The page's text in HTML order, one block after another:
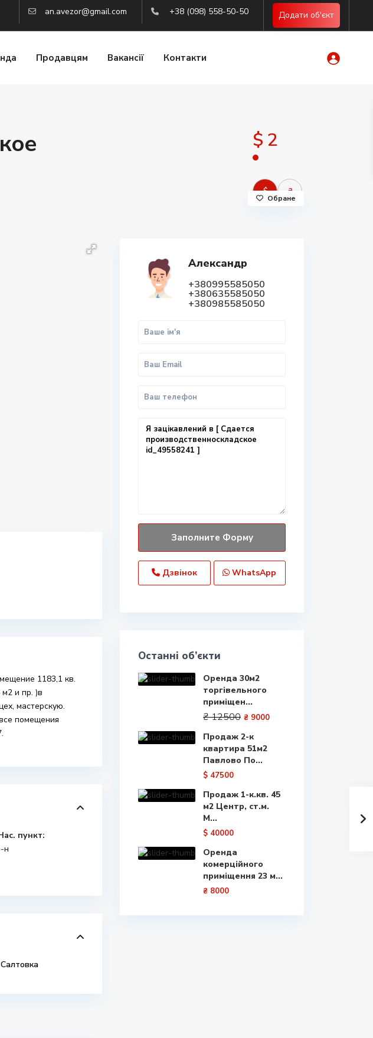
an.avezor@gmail.com +38 (098) 558-50-50 Додати об'єкт
Продавцям Вакансії Контакти
$ 2
$ ₴
Обране
1183,1 кв.
и пр. )в
мастерскую.
помещения
пункт:
н
Салтовка
Александр
+380995585050
+380635585050
+380985585050
Дзвінок WhatsApp
Останні об’єкти
Оренда 30м2
торгівельного
приміщен...
₴ 12500 ₴ 9000
Продаж 2-к
квартира 51м2
Павлово По...
$ 47500
Продаж 1-к.кв. 45
м2 Центр, ст.м.
М...
$ 40000
Оренда
комерційного
приміщення 23 м...
₴ 8000